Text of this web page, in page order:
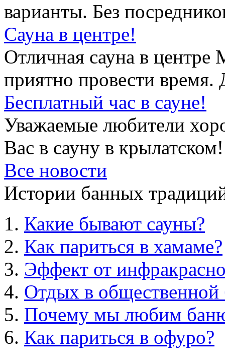
варианты. Без
Сауна в центре!
Отличная сауна в центре
приятно провести
Бесплатный час в сауне!
Уважаемые любители
Вас в сауну в
Все новости
Истории банных
Какие бывают сауны?
Как париться в хамаме?
Эффект от
Отдых в общественной
Почему мы любим
Как париться в офуро?